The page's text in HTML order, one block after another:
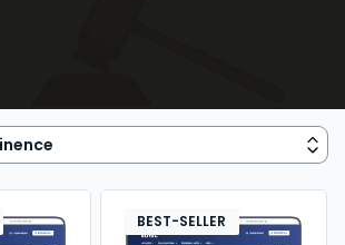
BEST-SELLER